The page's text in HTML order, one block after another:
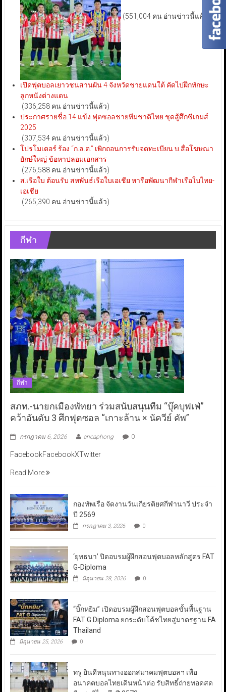
(551,004 คน อ่านข่าวนี้แล้ว)
เปิดฟุตบอลเยาวชนสานฝัน 4 จังหวัดชายแดนใต้ คัดไปฝึกทักษะ
ลูกหนังต่างแดน
(336,258 คน อ่านข่าวนี้แล้ว)
ประกาศรายชื่อ 14 แข้ง ฟุตซอลชายทีมชาติไทย ชุดสู้ศึกซีเกมส์
2025
(307,534 คน อ่านข่าวนี้แล้ว)
โปรโมเตอร์ ร้อง “ก.ล.ต.” เพิกถอนการรับจดทะเบียน บ.สื่อโฆษณา
ยักษ์ใหญ่ ข้อหาปลอมเอกสาร
(276,588 คน อ่านข่าวนี้แล้ว)
ส.เรือใบ ต้อนรับ สหพันธ์เรือใบเอเชีย หารือพัฒนากีฬาเรือใบไทย-
เอเชีย
(265,390 คน อ่านข่าวนี้แล้ว)
กีฬา
กีฬา
สภท.-นายกเมืองพัทยา ร่วมสนับสนุนทีม “บุ๊คบุฟเฟ่”
คว้าอันดับ 3 ศึกฟุตซอล “เกาะล้าน × นัควีย์ คัพ”
กรกฎาคม 6, 2026 aneaphong 0
FacebookFacebookXTwitter
Read More
กองทัพเรือ จัดงานวันเกียรติยศกีฬานาวี ประจำ
ปี 2569
กรกฎาคม 3, 2026 0
‘ยุทธนา’ ปิดอบรมผู้ฝึกสอนฟุตบอลหลักสูตร FAT
G-Diploma
มิถุนายน 28, 2026 0
“บิ๊กหยิม” เปิดอบรมผู้ฝึกสอนฟุตบอลขั้นพื้นฐาน
FAT G Diploma ยกระดับโค้ชไทยสู่มาตรฐาน FA
Thailand
มิถุนายน 25, 2026 0
ทรู ยินดีหนุนทางออกสมาคมฟุตบอลฯ เพื่อ
อนาคตบอลไทยเดินหน้าต่อ รับสิทธิ์ถ่ายทอดสด